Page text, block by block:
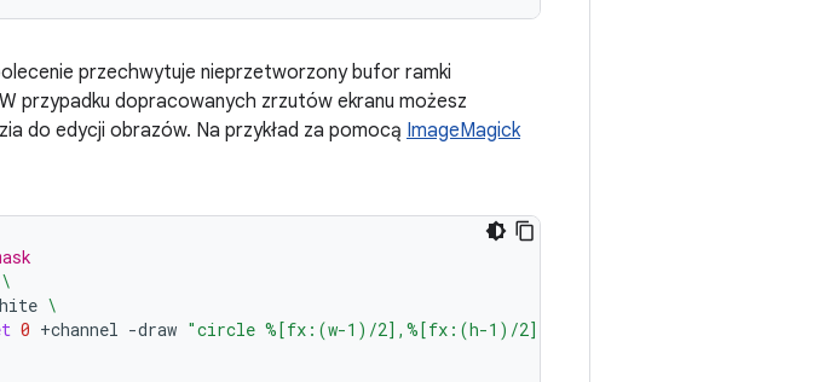
przechwytuje nieprzetworzony bufor ramki
przypadku dopracowanych zrzutów ekranu możesz
do edycji obrazów. Na przykład za pomocą ImageMagick
\
\
0 +channel -draw "circle %[fx:(w-1)/2],%[fx:(h-1)/2] %[fx:(w-1)/2],0.5"